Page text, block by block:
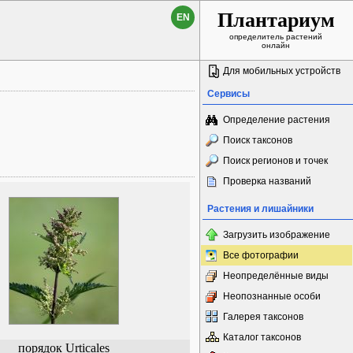
EN Плантариум
определитель растений
онлайн
порядок Urticales
Для мобильных устройств
Сервисы
Определение растения
Поиск таксонов
Поиск регионов и точек
Проверка названий
Растения и лишайники
Загрузить изображение
Все фотографии
Неопределённые виды
Неопознанные особи
Галерея таксонов
Каталог таксонов